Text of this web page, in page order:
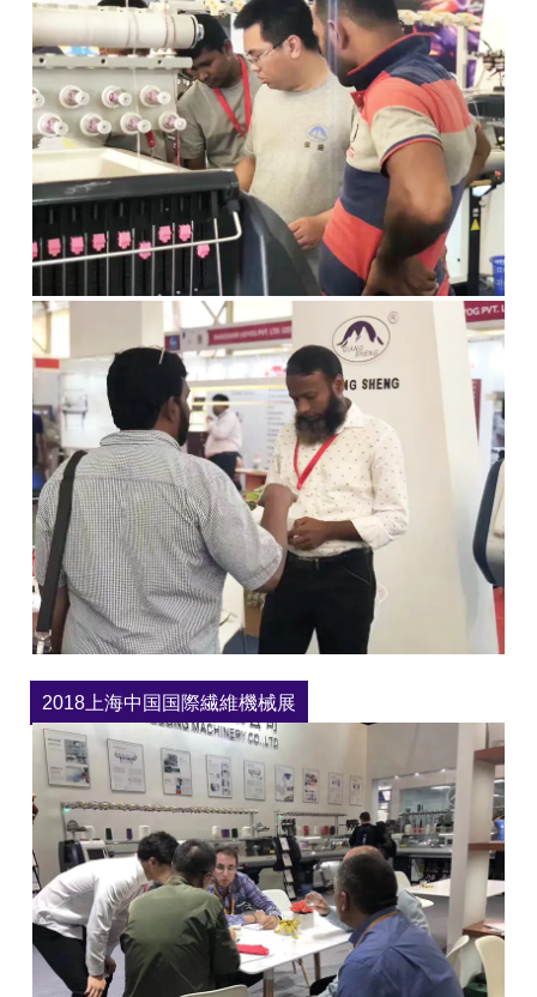
2018上海中国国際繊維機械展